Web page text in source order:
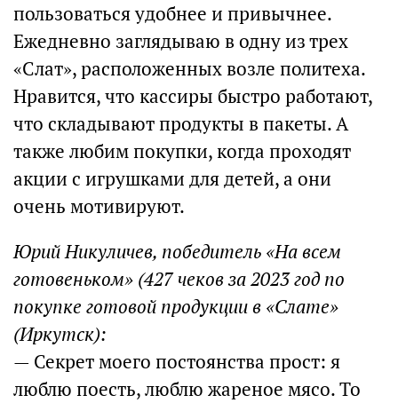
пользоваться удобнее и привычнее.
Ежедневно заглядываю в одну из трех
«Слат», расположенных возле политеха.
Нравится, что кассиры быстро работают,
что складывают продукты в пакеты. А
также любим покупки, когда проходят
акции с игрушками для детей, а они
очень мотивируют.
Юрий Никуличев, победитель «На всем
готовеньком» (427 чеков за 2023 год по
покупке готовой продукции в «Слате»
(Иркутск):
— Секрет моего постоянства прост: я
люблю поесть, люблю жареное мясо. То